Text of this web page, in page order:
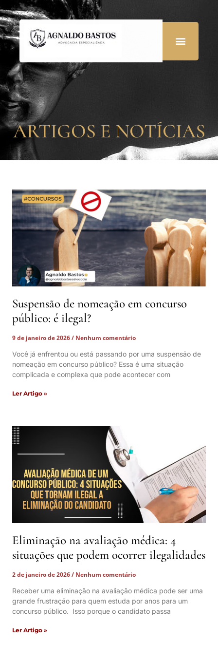
ARTIGOS E NOTÍCIAS
Suspensão de nomeação em concurso
público: é ilegal?
9 de janeiro de 2026
Nenhum comentário
Você já enfrentou ou está passando por uma suspensão de
nomeação em concurso público? Essa é uma situação
complicada e complexa que pode acontecer com
Ler Artigo »
Eliminação na avaliação médica: 4
situações que podem ocorrer ilegalidades
2 de janeiro de 2026
Nenhum comentário
Receber uma eliminação na avaliação médica pode ser uma
grande frustração para quem estuda por anos para um
concurso público. Isso porque o candidato passa
Ler Artigo »